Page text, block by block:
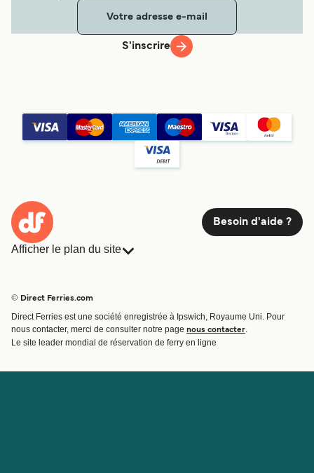
S'inscrire
Besoin d'aide ?
Afficher le plan du site
Traversées et ports
Billet de bateau
© Direct Ferries.com
Direct Ferries est une société enregistrée à Ipswich, Royaume Uni. Pour
nous contacter, merci de consulter notre page nous contacter.
Le site leader mondial de réservation de ferry en ligne